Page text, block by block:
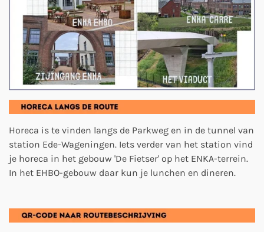
Horeca is te vinden langs de Parkweg en in de tunnel van
station Ede-Wageningen. Iets verder van het station vind
je horeca in het gebouw 'De Fietser' op het ENKA-terrein.
In het EHBO-gebouw daar kun je lunchen en dineren.